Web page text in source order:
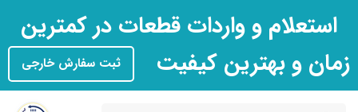
استعلام و واردات قطعات در کمترین
زمان و بهترین کیفیت
ثبت سفارش خارجی